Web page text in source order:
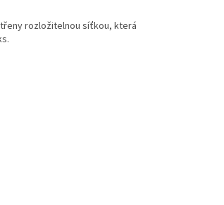
rozložitelnou síťkou, která